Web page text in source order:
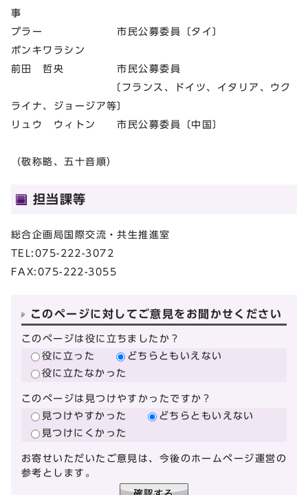
事
プラー 市民公募委員〔タイ〕
ポンキワラシン
前田 哲央 市民公募委員
〔フランス、ドイツ、イタリア、ウク
ライナ、ジョージア等〕
リュウ ウィトン 市民公募委員〔中国〕
（敬称略、五十音順）
担当課等
総合企画局国際交流・共生推進室
TEL:075-222-3072
FAX:075-222-3055
このページに対してご意見をお聞かせください
このページは役に立ちましたか？
役に立った
どちらともいえない
役に立たなかった
このページは見つけやすかったですか？
見つけやすかった
どちらともいえない
見つけにくかった
お寄せいただいたご意見は、今後のホームページ運営の
参考とします。